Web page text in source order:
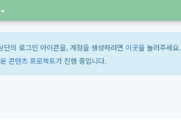
의 로그인 아이콘을, 계정을 생성하려면 이곳을 눌러주세요.
콘텐츠 프로젝트가 진행 중입니다.